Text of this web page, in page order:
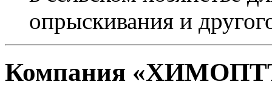
опрыскивания и
Компания